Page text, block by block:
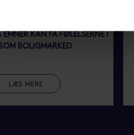
/ FRYGT, GRÅDIGHED OG
EMNER KAN FÅ FØLELSERNE I
BOLIGMARKED
LÆS MERE